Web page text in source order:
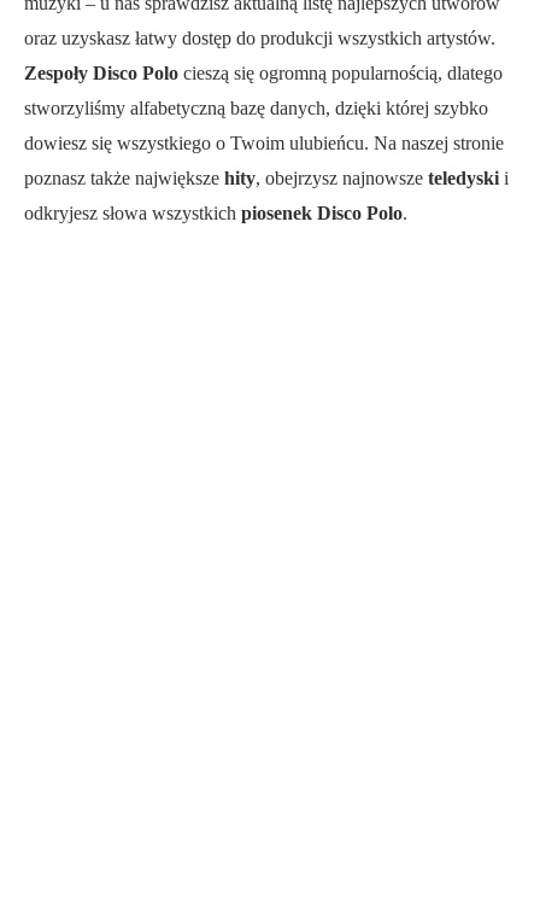
oraz uzyskasz łatwy dostęp do produkcji wszystkich artystów.
Zespoły Disco Polo cieszą się ogromną popularnością, dlatego
stworzyliśmy alfabetyczną bazę danych, dzięki której szybko
dowiesz się wszystkiego o Twoim ulubieńcu. Na naszej stronie
poznasz także największe hity, obejrzysz najnowsze teledyski i
odkryjesz słowa wszystkich piosenek Disco Polo.